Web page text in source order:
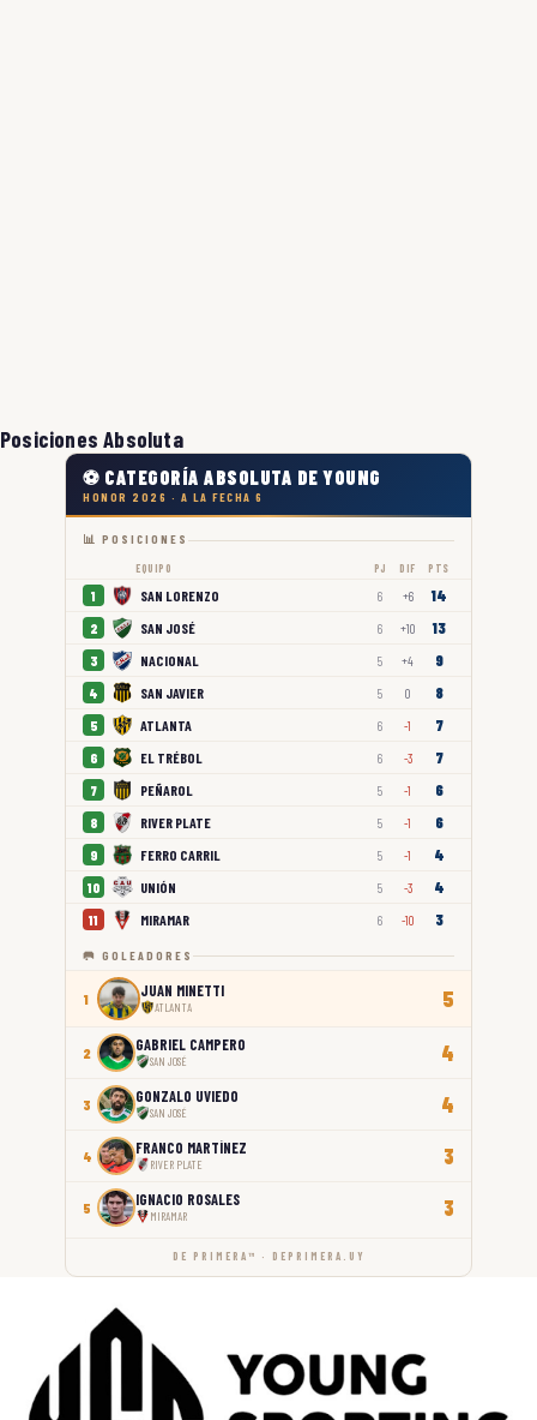
Posiciones Absoluta
⚽ CATEGORÍA ABSOLUTA DE YOUNG
HONOR 2026 · A LA FECHA 6
📊 POSICIONES
EQUIPO PJ DIF PTS
1 SAN LORENZO 6 +6 14
2 SAN JOSÉ 6 +10 13
3 NACIONAL 5 +4 9
4 SAN JAVIER 5 0 8
5 ATLANTA 6 -1 7
6 EL TRÉBOL 6 -3 7
7 PEÑAROL 5 -1 6
8 RIVER PLATE 5 -1 6
9 FERRO CARRIL 5 -1 4
10 UNIÓN 5 -3 4
11 MIRAMAR 6 -10 3
🥅 GOLEADORES
1 JUAN MINETTI
ATLANTA 5
2 GABRIEL CAMPERO
SAN JOSÉ 4
3 GONZALO UVIEDO
SAN JOSÉ 4
4 FRANCO MARTÍNEZ
RIVER PLATE 3
5 IGNACIO ROSALES
MIRAMAR 3
DE PRIMERA™ · DEPRIMERA.UY